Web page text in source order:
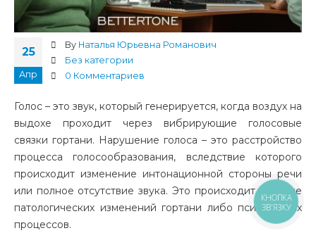
25
Апр
By Наталья Юрьевна Романович
Без категории
0 Комментариев
Голос – это звук, который генерируется, когда воздух на
выдохе проходит через вибрирующие голосовые
связки гортани. Нарушение голоса – это расстройство
процесса голосообразования, вследствие которого
происходит изменение интонационной стороны речи
или полное отсутствие звука. Это происходит на фоне
патологических изменений гортани либо психических
процессов.
КНОПКА
ЗВ'ЯЗКУ